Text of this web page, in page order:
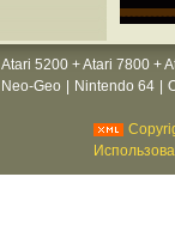
Atari 5200 + Atari 7800 +
Neo-Geo Nintendo 64